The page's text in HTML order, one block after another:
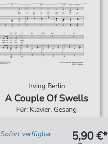
Irving Berlin
A Couple Of Swells
Für: Klavier, Gesang
Sofort verfügbar
5,90 €*